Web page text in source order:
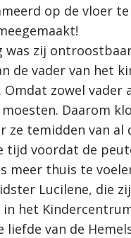
op de vloer
was zij
de vader van het
Omdat zowel
Daarom
ze temidden van
tijd voordat de
meer thuis te
Lucilene, die
het
liefde van de